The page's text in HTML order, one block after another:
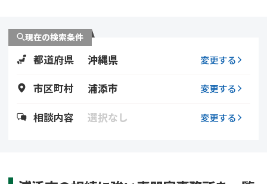
現在の検索条件
都道府県 沖縄県 変更する
市区町村 浦添市 変更する
相談内容 選択なし 変更する